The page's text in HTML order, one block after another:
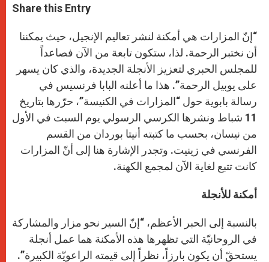
t
s
p
p
s
e
g
e
r
e
b
o
k
r
Share this Entry
“إنّ المزارات هي أمكنة لنشر تعاليم الإنجيل، حيث يمكننا
أن نختبر الرحمة. لذا، ستكون تابعة من الآن فصاعداً
للمجلس الحبري لتعزيز الأنجلة الجديدة، والذي كان يسهر
على يوبيل الرحمة”. هذا ما أعلنه البابا فرنسيس في
رسالة بابوية حول “المزارات في الكنيسة”، حرّرها بتاريخ
11 شباط ونشرها الكرسي الرسولي يوم السبت في الأول
من نيسان، بحسب ما كتبته أنيتا بوردان من القسم
الفرنسي في زينيت. وتجدر الإشارة هنا إلى أنّ المزارات
كانت تتبع لغاية الآن لمجمع الكهنة.
أمكنة للأنجلة
بالنسبة إلى الحبر الأعظم، “إنّ السير نحو مزار والمشاركة
في الروحانيّة التي تظهرها هذه الأمكنة هما عمل أنجلة
يستحقّ أن يكون بارزاً، نظراً إلى قيمته الراعويّة الكبيرة”.